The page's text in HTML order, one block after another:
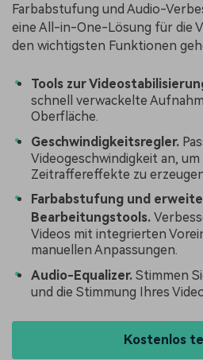
Farbabstufung und Audio-
eine All-in-One-Lösung für die
den wichtigsten Funktionen
Tools zur
schnell verwackelte
Oberfläche.
Geschwindigkeitsregler.
Videogeschwindigkeit an,
Zeitraffereffekte zu
Farbabstufung und
Bearbeitungstools.
Videos mit integrierten
manuellen Anpassungen.
Audio-Equalizer. Stimmen
und die Stimmung Ihres
Kostenlos